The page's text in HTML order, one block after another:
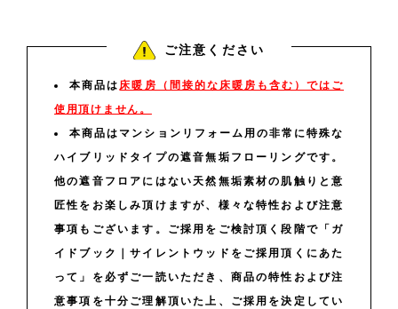
ご注意ください
本商品は 床暖房（間接的な床暖房も含む）ではご
使用頂けません。
本商品はマンションリフォーム用の非常に特殊な
ハイブリッドタイプの遮音無垢フローリングです。
他の遮音フロアにはない天然無垢素材の肌触りと意
匠性をお楽しみ頂けますが、様々な特性および注意
事項もございます。ご採用をご検討頂く段階で「ガ
イドブック｜サイレントウッドをご採用頂くにあた
って」を必ずご一読いただき、商品の特性および注
意事項を十分ご理解頂いた上、ご採用を決定してい